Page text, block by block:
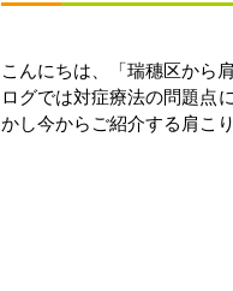
こんにちは、「瑞穗区から
ログでは対症療法の問題点
かし今からご紹介する肩こ